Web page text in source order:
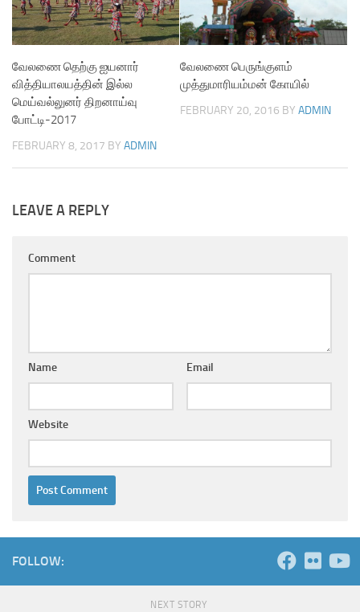
வேலணை தெற்கு ஐயனார்
வித்தியாலயத்தின் இல்ல
மெய்வல்லுனர் திறனாய்வு
போட்டி-2017
FEBRUARY 8, 2017 BY ADMIN
வேலணை பெருங்குளம்
முத்துமாரியம்மன் கோயில்
FEBRUARY 20, 2016 BY ADMIN
LEAVE A REPLY
Comment
Name Email
Website
FOLLOW:
NEXT STORY